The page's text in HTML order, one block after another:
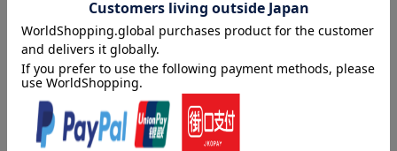
内容紹介（「BOOK」データベースより）
この森には、小さくてふわふわのどうぶつがたくさんくらしてい
ます。どんなことをお話ししているのかのぞいてみたら…そこ
は、やさしさであふれていました。親子で読んでほしい、たくさ
んの愛を伝えられるメッセージ絵本。